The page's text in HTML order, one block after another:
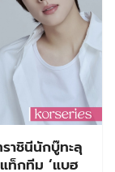
าชินีนักบู๊ทะลุ
ท็กทีม ‘แบฮ